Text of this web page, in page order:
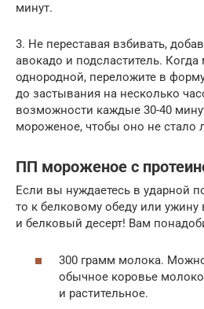
минут.
3. Не переставая взбивать,
авокадо и подсластитель. Когда
однородной, переложите в
до застывания на несколько
возможности каждые 30-40
мороженое, чтобы оно не стало
ПП мороженое с
Если вы нуждаетесь в ударной
то к белковому обеду или
и белковый десерт! Вам
300 грамм молока.
обычное коровье
и растительное.